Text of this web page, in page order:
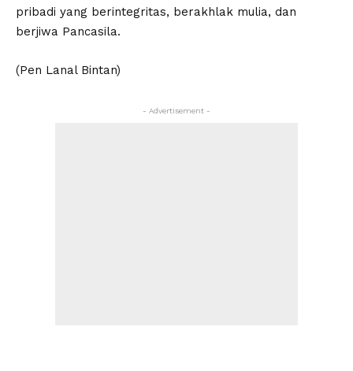
pribadi yang berintegritas, berakhlak mulia, dan
berjiwa Pancasila.
(Pen Lanal Bintan)
- Advertisement -